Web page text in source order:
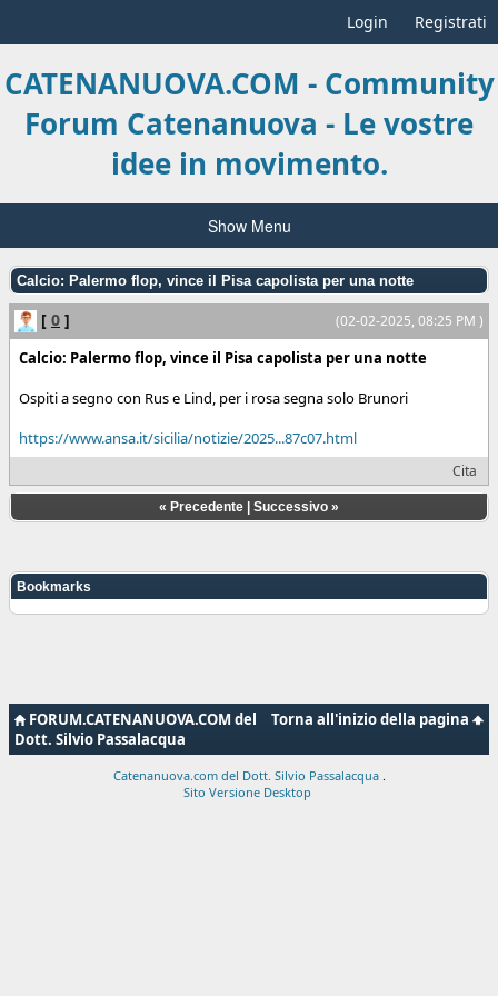
Login Registrati
CATENANUOVA.COM - Community
Forum Catenanuova - Le vostre
idee in movimento.
Show Menu
Calcio: Palermo flop, vince il Pisa capolista per una notte
(02-02-2025, 08:25 PM )
[ 0 ]
Calcio: Palermo flop, vince il Pisa capolista per una notte
Ospiti a segno con Rus e Lind, per i rosa segna solo Brunori
https://www.ansa.it/sicilia/notizie/2025...87c07.html
Cita
« Precedente Successivo »
Bookmarks
Torna all'inizio della pagina
FORUM.CATENANUOVA.COM del
Dott. Silvio Passalacqua
Catenanuova.com del Dott. Silvio Passalacqua
Sito Versione Desktop